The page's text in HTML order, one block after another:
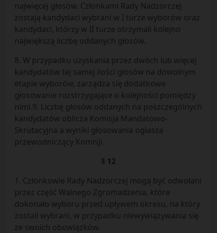
najwięcej głosów. Członkami Rady Nadzorczej
zostają kandydaci wybrani w I turze wyborów oraz
kandydaci, którzy w II turze otrzymali kolejno
największą liczbę oddanych głosów.
8. W przypadku uzyskania przez dwóch lub więcej
kandydatów tej samej ilości głosów na dowolnym
etapie wyborów, zarządza się dodatkowe
głosowanie rozstrzygające o kolejności pomiędzy
nimi.9. Liczbę głosów oddanych na poszczególnych
kandydatów oblicza Komisja Mandatowo-
Skrutacyjna a wyniki głosowania ogłasza
przewodniczący Komisji.
§ 12
1. Członkowie Rady Nadzorczej mogą być odwołani
przez część Walnego Zgromadzenia, które
dokonało wyboru przed upływem okresu, na który
zostali wybrani, w przypadku niewywiązywania się
ze swoich obowiązków.